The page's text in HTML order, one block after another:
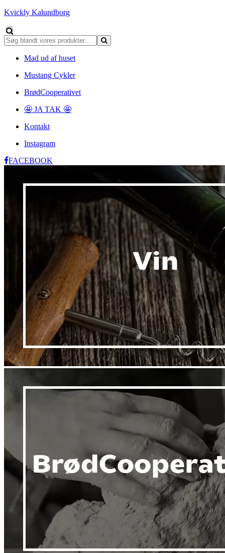
Kvickly Kalundborg
Mad ud af huset
Mustang Cykler
BrødCooperativet
🤩 JA TAK 🤩
Kontakt
Instagram
FACEBOOK